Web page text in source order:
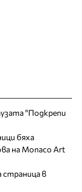
"Подкрепи
бяха
на Monaco Art
страница в